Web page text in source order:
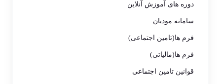
دوره های آموزش آنلاین
سامانه مودیان
فرم ها(تامین اجتماعی)
فرم ها(مالیاتی)
قوانین تامین اجتماعی